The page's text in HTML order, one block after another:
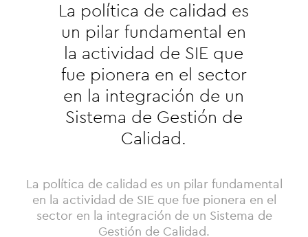
La política de calidad es
un pilar fundamental en
la actividad de SIE que
fue pionera en el sector
en la integración de un
Sistema de Gestión de
Calidad.
La política de calidad es un pilar fundamental
en la actividad de SIE que fue pionera en el
sector en la integración de un Sistema de
Gestión de Calidad.